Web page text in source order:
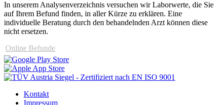
In unserem Analysen­verzeichnis versuchen wir Laborwerte, die Sie
auf Ihrem Befund finden, in aller Kürze zu erklären. Eine
individuelle Beratung durch den behandelnden Arzt können diese
nicht ersetzen.
Online Befunde
Kontakt
Impressum